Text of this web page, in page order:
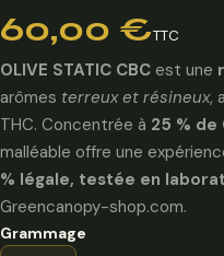
60,00 €TTC
OLIVE STATIC CBC est une
arômes terreux et résineux,
THC. Concentrée à 25 % de
malléable offre une
% légale, testée en
Greencanopy-shop.com.
Grammage